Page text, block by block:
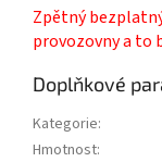
Zpětný
provozovny a to
Doplňkové
Kategorie:
Hmotnost: